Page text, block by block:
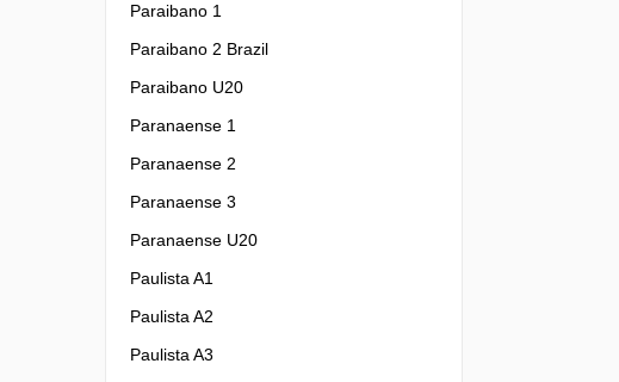
Paraibano 1
Paraibano 2 Brazil
Paraibano U20
Paranaense 1
Paranaense 2
Paranaense 3
Paranaense U20
Paulista A1
Paulista A2
Paulista A3